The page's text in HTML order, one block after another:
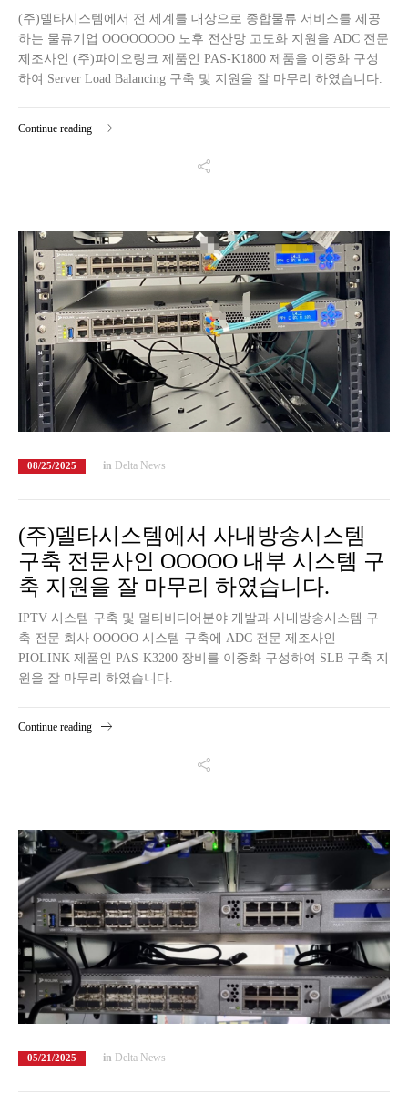
(주)델타시스템에서 전 세계를 대상으로 종합물류 서비스를 제공
하는 물류기업 OOOOOOOO 노후 전산망 고도화 지원을 ADC 전문
제조사인 (주)파이오링크 제품인 PAS-K1800 제품을 이중화 구성
하여 Server Load Balancing 구축 및 지원을 잘 마무리 하였습니다.
Continue reading
08/25/2025 in Delta News
(주)델타시스템에서 사내방송시스템
구축 전문사인 OOOOO 내부 시스템 구
축 지원을 잘 마무리 하였습니다.
IPTV 시스템 구축 및 멀티비디어분야 개발과 사내방송시스템 구
축 전문 회사 OOOOO 시스템 구축에 ADC 전문 제조사인
PIOLINK 제품인 PAS-K3200 장비를 이중화 구성하여 SLB 구축 지
원을 잘 마무리 하였습니다.
Continue reading
05/21/2025 in Delta News